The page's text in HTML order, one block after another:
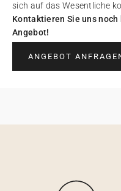
sich auf das Wesentliche
Kontaktieren Sie uns
Angebot!
ANGEBOT